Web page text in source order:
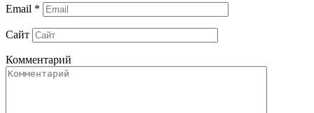
Email *
Сайт
Комментарий